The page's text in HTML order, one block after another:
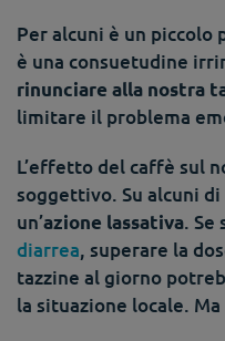
Per alcuni è un piccolo
è una consuetudine
rinunciare alla nostra
limitare il problema
L’effetto del caffè sul
soggettivo. Su alcuni
un’azione lassativa. Se
diarrea, superare la
tazzine al giorno
la situazione locale. Ma